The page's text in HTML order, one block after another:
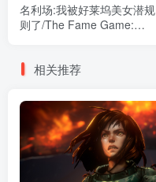
名利场:我被好莱坞美女潜规
则了/The Fame Game:
相关推荐